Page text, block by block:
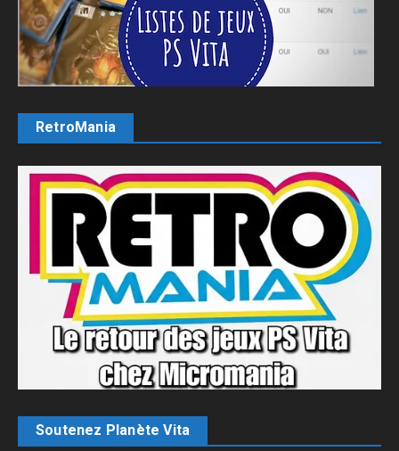
RetroMania
Soutenez Planète Vita